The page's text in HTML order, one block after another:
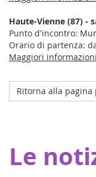
Haute-Vienne (87) -
Punto d'incontro:
Orario di partenza:
Maggiori
Ritorna alla pagina
Le
sovvenzione di
allestire uno